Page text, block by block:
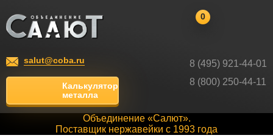
salut@coba.ru
Калькулятор
металла
8 (495) 921-44-01
8 (800) 250-44-11
0
Объединение «Салют».
Поставщик нержавейки с 1993 года